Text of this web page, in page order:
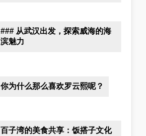
### 从武汉出发，探索威海的海
滨魅力
你为什么那么喜欢罗云熙呢？
百子湾的美食共享：饭搭子文化